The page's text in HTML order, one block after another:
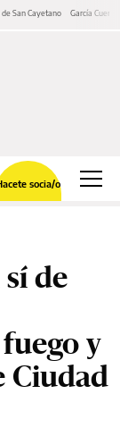
San Cayetano García Cuerva
socia/o
de
y
Ciudad